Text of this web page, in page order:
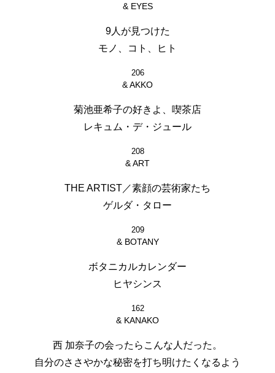
& EYES
9人が見つけた
モノ、コト、ヒト
206
& AKKO
菊池亜希子の好きよ、喫茶店
レキュム・デ・ジュール
208
& ART
THE ARTIST／素顔の芸術家たち
ゲルダ・タロー
209
& BOTANY
ボタニカルカレンダー
ヒヤシンス
162
& KANAKO
西 加奈子の会ったらこんな人だった。
自分のささやかな秘密を打ち明けたくなるよう